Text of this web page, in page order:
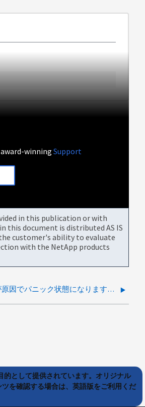
winningSupport
in this publication or with
this document is distributed AS IS
customer's ability to evaluate
with the NetApp products
ギブバックプロセスが原因でパニック状態になります（ vfiler_low_level ）。 SK プロセスでハングします
として提供されています。オリジナル
を確認する場合は、英語版をご利用くだ